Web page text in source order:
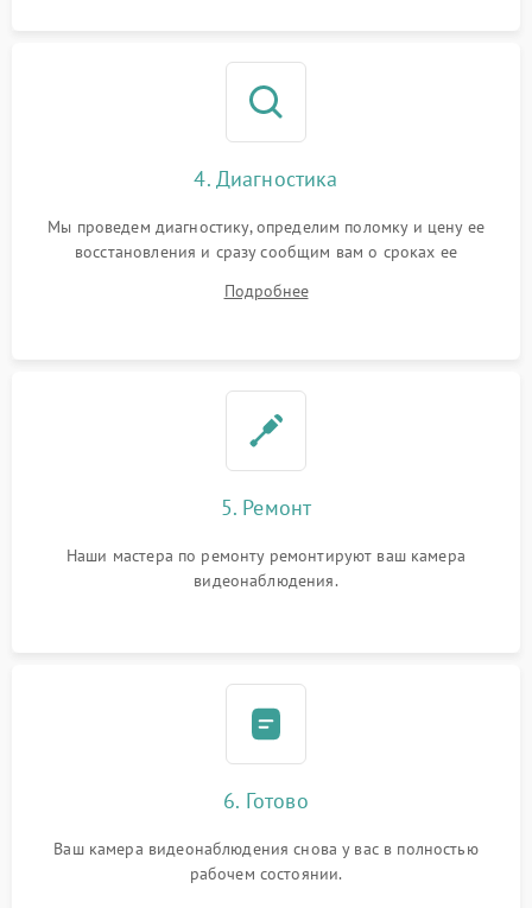
4. Диагностика
Мы проведем диагностику, определим поломку и цену ее
восстановления и сразу сообщим вам о сроках ее
Подробнее
5. Ремонт
Наши мастера по ремонту ремонтируют ваш камера
видеонаблюдения.
6. Готово
Ваш камера видеонаблюдения снова у вас в полностью
рабочем состоянии.